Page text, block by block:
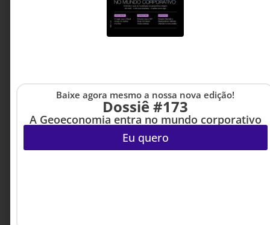
Baixe agora mesmo a nossa nova edição!
Dossiê #173
A Geoeconomia entra no mundo corporativo
Eu quero